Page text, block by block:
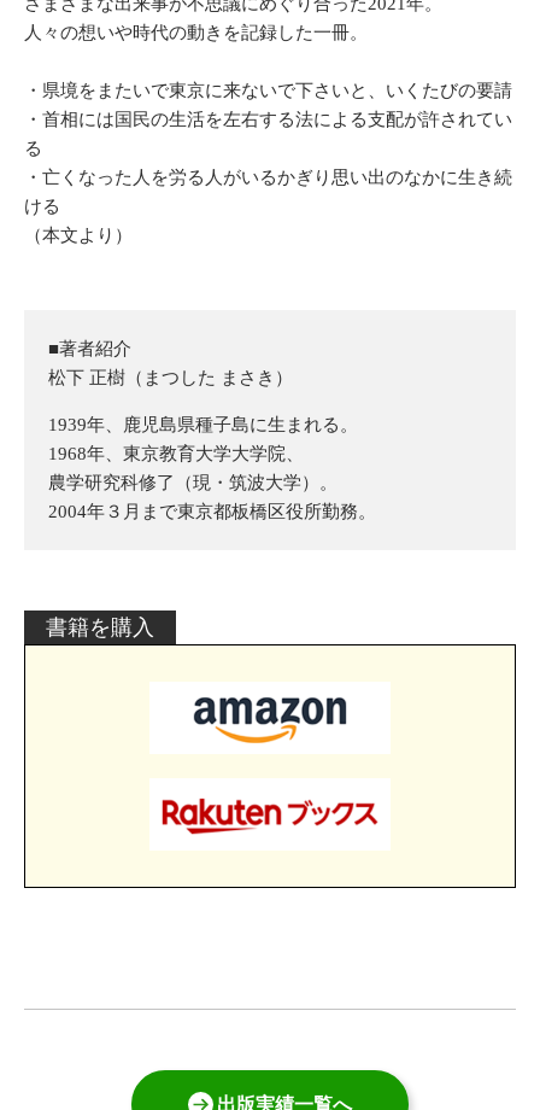
人々の想いや時代の動きを記録した一冊。
・県境をまたいで東京に来ないで下さいと、いくたびの要請
・首相には国民の生活を左右する法による支配が許されてい
る
・亡くなった人を労る人がいるかぎり思い出のなかに生き続
ける
（本文より）
■著者紹介
松下 正樹（まつした まさき）
1939年、鹿児島県種子島に生まれる。
1968年、東京教育大学大学院、
農学研究科修了（現・筑波大学）。
2004年３月まで東京都板橋区役所勤務。
書籍を購入
出版実績一覧へ